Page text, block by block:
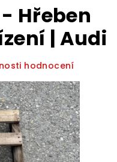
košík
Hřeben
| Audi
hodnocení